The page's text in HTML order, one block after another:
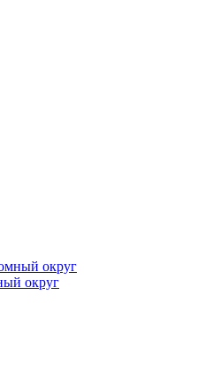
округ
округ